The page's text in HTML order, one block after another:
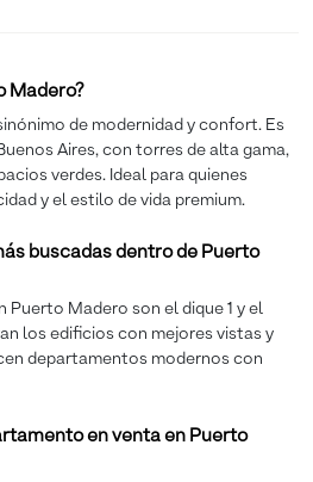
Madero?
de modernidad y confort. Es
Aires, con torres de alta gama,
verdes. Ideal para quienes
y el estilo de vida premium.
buscadas dentro de Puerto
Puerto Madero son el dique 1 y el
los edificios con mejores vistas y
departamentos modernos con
en venta en Puerto